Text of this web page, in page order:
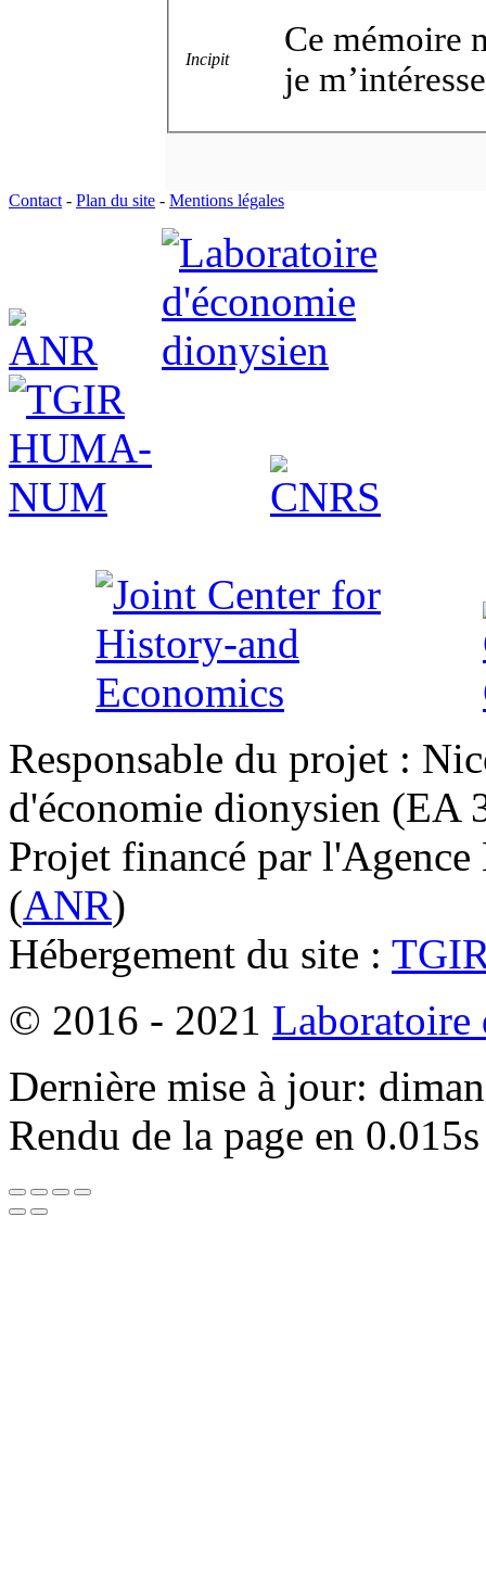
Incipit
Ce mémoire
je
Contact - Plan du site - Mentions légales
Responsable du projet :
d'économie dionysien
Projet financé par l'Agence
(ANR)
Hébergement du site :
© 2016 - 2021 Laboratoire
Dernière mise à jour:
Rendu de la page en 0.015s